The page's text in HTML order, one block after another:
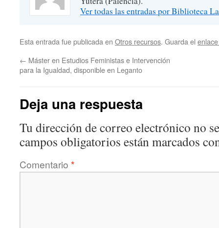
Ver todas las entradas por Biblioteca
Esta entrada fue publicada en Otros recursos. Guarda el
← Máster en Estudios Feministas e Intervención
para la Igualdad, disponible en Leganto
Deja una respuesta
Tu dirección de correo electrónico no
campos obligatorios están marcados
Comentario *